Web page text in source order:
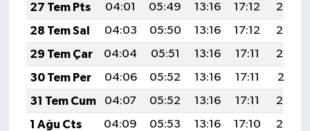
27 Tem Pts
04:01 05:49 13:16 17:12
20:34
28 Tem Sal
04:03 05:50 13:16 17:12
20:33
29 Tem Çar
04:04 05:51 13:16 17:11
20:32
30 Tem Per
04:06 05:52 13:16 17:11
20:31
31 Tem Cum
04:07 05:52 13:16 17:11
20:30
1 Ağu Cts
04:09 05:53 13:16 17:10
20:29